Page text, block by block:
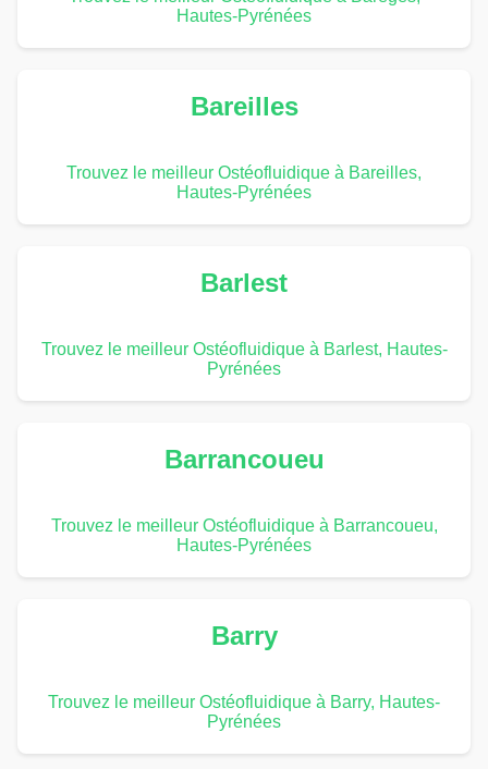
Hautes-Pyrénées
Bareilles
Trouvez le meilleur Ostéofluidique à Bareilles,
Hautes-Pyrénées
Barlest
Trouvez le meilleur Ostéofluidique à Barlest, Hautes-
Pyrénées
Barrancoueu
Trouvez le meilleur Ostéofluidique à Barrancoueu,
Hautes-Pyrénées
Barry
Trouvez le meilleur Ostéofluidique à Barry, Hautes-
Pyrénées